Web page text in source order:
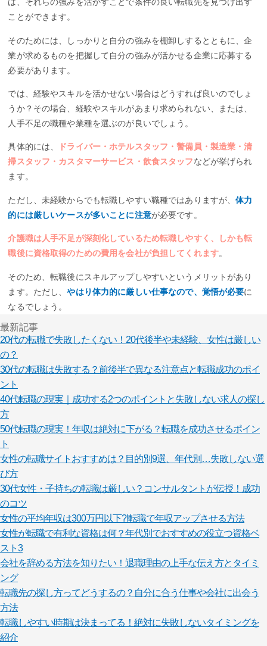
は、それらの強みを活かすことで条件の良い転職先を見つけ出す
ことができます。
そのためには、しっかりと自分の強みを棚卸しするとともに、企
業が求めるものを把握して自分の強みが活かせる企業に応募する
必要があります。
では、経験やスキルを活かせない場合はどうすれば良いのでしょ
うか？その場合、経験やスキルがあまり求められない、または、
人手不足の職種や業種を選ぶのが良いでしょう。
具体的には、
ドライバー・ホテルスタッフ・警備員・製造業・清
掃スタッフ・カスタマーサービス・飲食スタッフなどが挙げられ
ます。
ただし、未経験からでも転職しやすい職種ではありますが、体力
的には厳しいケースが多いことに注意が必要です。
介護職は人手不足が深刻化しているため転職しやすく、しかも転
職後に資格取得のための費用を会社が負担してくれます。
そのため、転職後にスキルアップしやすいというメリットがあり
ます。ただし、やはり体力的に厳しい仕事なので、覚悟が必要に
なるでしょう。
最新記事
20代の転職で失敗したくない！20代後半や未経験、女性は厳しい
の？
30代の転職は失敗する？前後半で異なる注意点と転職成功のポイ
ント
40代転職の現実｜成功する2つのポイントと失敗しない求人の探し
方
50代転職の現実！年収は絶対に下がる？転職を成功させるポイン
ト
女性の転職サイトおすすめは？目的別9選、年代別…失敗しない選
び方
30代女性・子持ちの転職は厳しい？コンサルタントが伝授！成功
のコツ
女性の平均年収は300万円以下?!転職で年収アップさせる方法
女性が転職で有利な資格は何？年代別でおすすめの役立つ資格ベ
スト3
会社を辞める方法を知りたい！退職理由の上手な伝え方とタイミ
ング
転職先の探し方ってどうするの？自分に合う仕事や会社に出会う
方法
転職しやすい時期は決まってる！絶対に失敗しないタイミングを
紹介